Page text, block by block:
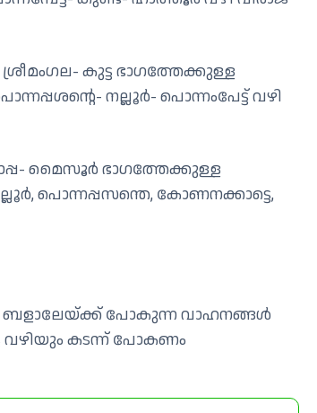
കുട്ട ഭാഗത്തേക്കുള്ള
നല്ലൂർ- പൊന്നംപേട്ട് വഴി
മൈസൂർ ഭാഗത്തേക്കുള്ള
പൊന്നപ്പസന്തെ, കോണനക്കാട്ടെ,
ബളാലേയ്ക്ക് പോകുന്ന വാഹനങ്ങൾ
വഴിയും കടന്ന് പോകണം